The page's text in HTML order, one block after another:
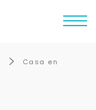
Casa en